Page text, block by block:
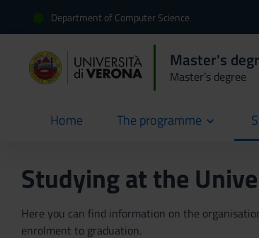
Department of Computer Science
Master's
Master’s degree
Home
current The programme
Studying at the
Here you can find information on the
enrolment to graduation.